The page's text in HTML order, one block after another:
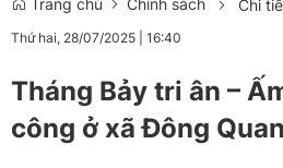
Chi
Thứ hai, 28/07/2025 16:40
Tháng Bảy tri ân –
công ở xã Đông Quan